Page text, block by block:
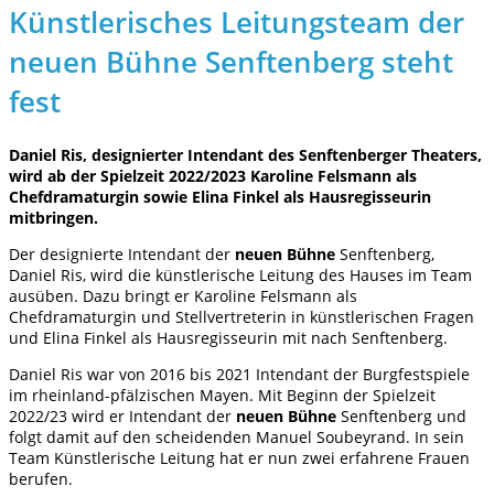
Künstlerisches Leitungsteam der
neuen Bühne Senftenberg steht
fest
Daniel Ris, designierter Intendant des Senftenberger Theaters,
wird ab der Spielzeit 2022/2023 Karoline Felsmann als
Chefdramaturgin sowie Elina Finkel als Hausregisseurin
mitbringen.
Der designierte Intendant der neuen Bühne Senftenberg,
Daniel Ris, wird die künstlerische Leitung des Hauses im Team
ausüben. Dazu bringt er Karoline Felsmann als
Chefdramaturgin und Stellvertreterin in künstlerischen Fragen
und Elina Finkel als Hausregisseurin mit nach Senftenberg.
Daniel Ris war von 2016 bis 2021 Intendant der Burgfestspiele
im rheinland-pfälzischen Mayen. Mit Beginn der Spielzeit
2022/23 wird er Intendant der neuen Bühne Senftenberg und
folgt damit auf den scheidenden Manuel Soubeyrand. In sein
Team Künstlerische Leitung hat er nun zwei erfahrene Frauen
berufen.